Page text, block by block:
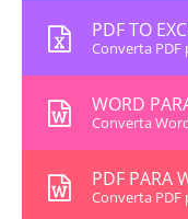
PDF TO
Converta PDF
WORD
Converta
PDF PARA
Converta PDF